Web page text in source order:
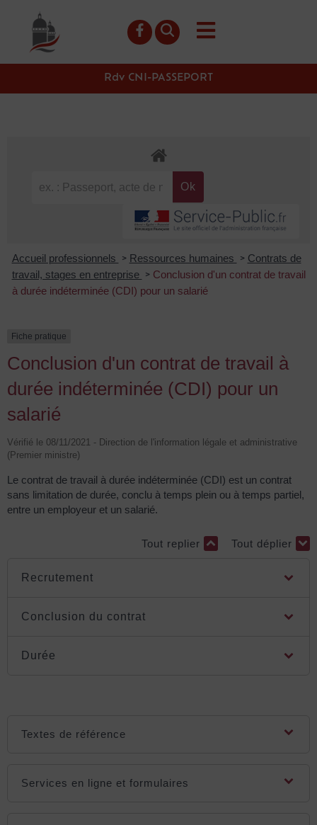
principal
Rdv CNI-PASSEPORT
Accueil professionnels > Ressources humaines > Contrats de
travail, stages en entreprise
> Conclusion d'un contrat de travail
à durée indéterminée (CDI) pour un salarié
Fiche pratique
Conclusion d'un contrat de travail à
durée indéterminée (CDI) pour un
salarié
Vérifié le 08/11/2021 - Direction de l'information légale et administrative
(Premier ministre)
Le contrat de travail à durée indéterminée (CDI) est un contrat
sans limitation de durée, conclu à temps plein ou à temps partiel,
entre un employeur et un salarié.
Tout replier Tout déplier
Recrutement
Conclusion du contrat
Durée
Textes de référence
Services en ligne et formulaires